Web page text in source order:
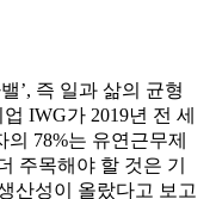
’, 즉 일과 삶의 균형
IWG가 2019년 전 세
78%는 유연근무제
주목해야 할 것은 기
산성이 올랐다고 보고